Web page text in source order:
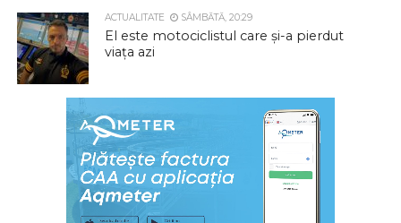
ACTUALITATE SÂMBĂTĂ, 20:29
El este motociclistul care și-a pierdut
viața azi